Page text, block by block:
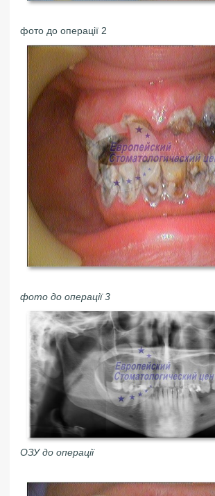
фото до операції 2
фото до операції 3
ОЗУ до операції